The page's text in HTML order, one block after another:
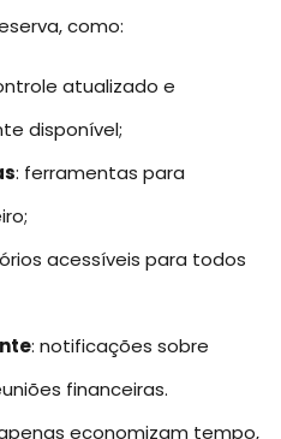
como:
atualizado e
disponível;
: ferramentas para
acessíveis para todos
: notificações sobre
financeiras.
economizam tempo,